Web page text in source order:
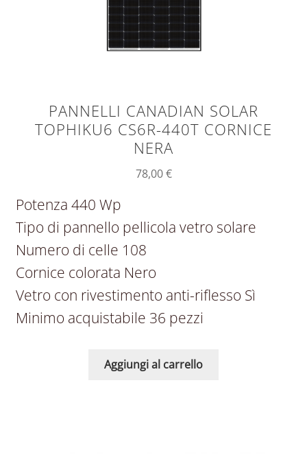
PANNELLI CANADIAN SOLAR
TOPHIKU6 CS6R-440T CORNICE
NERA
78,00€
Potenza 440 Wp
Tipo di pannello pellicola vetro solare
Numero di celle 108
Cornice colorata Nero
Vetro con rivestimento anti-riflesso Sì
Minimo acquistabile 36 pezzi
Aggiungi al carrello